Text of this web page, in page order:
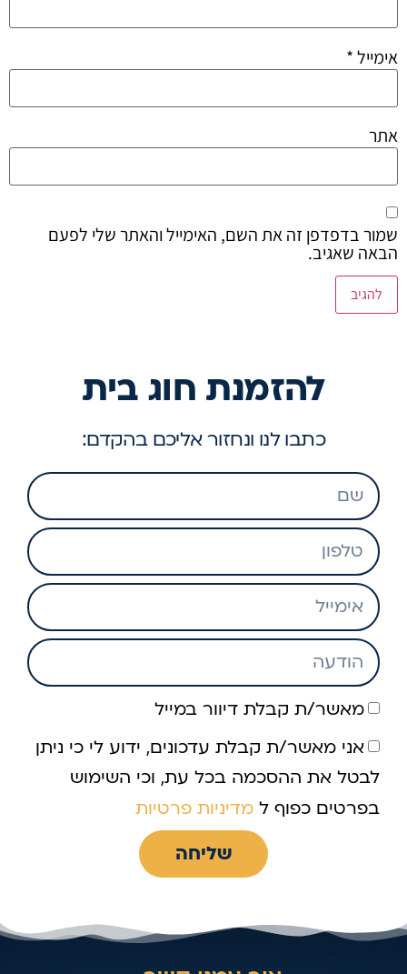
אימייל*
אתר
שמור בדפדפן זה את השם, האימייל והאתר שלי לפעם
הבאה שאגיב.
להזמנת חוג בית
כתבו לנו ונחזור אליכם בהקדם:
מאשר/ת קבלת דיוור במייל
אני מאשר/ת קבלת עדכונים, ידוע לי כי ניתן
לבטל את ההסכמה בכל עת, וכי השימוש
בפרטים כפוף ל מדיניות פרטיות
שליחה